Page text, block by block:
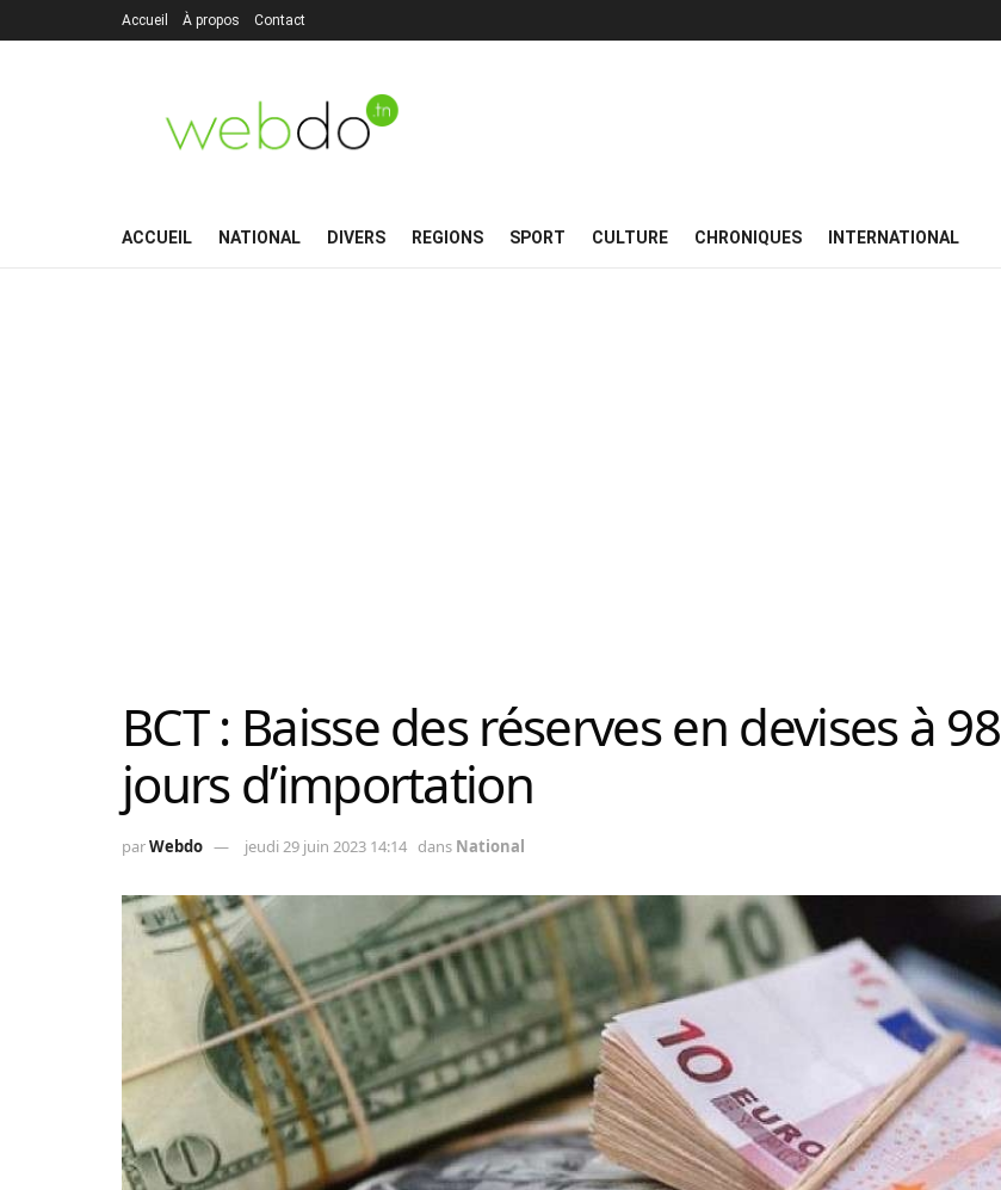
Accueil À propos Contact
ACCUEIL NATIONAL DIVERS REGIONS SPORT CULTURE CHRONIQUES INTERNATIONAL
BCT : Baisse des réserves en devises à 98
jours d’importation
parWebdo jeudi 29 juin 2023 14:14 dans National